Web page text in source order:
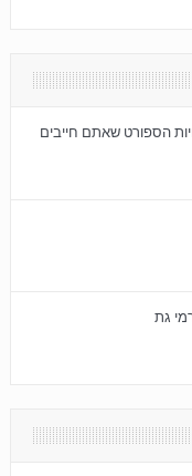
הספורט שאתם חייבים
גת